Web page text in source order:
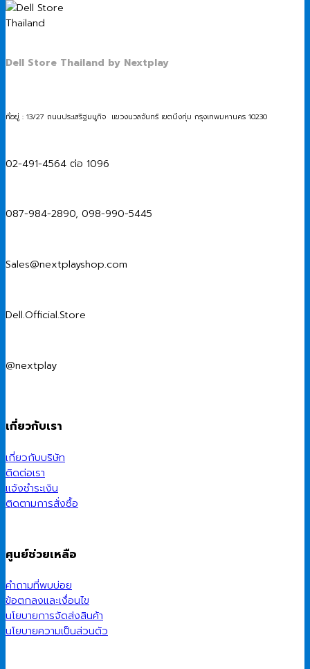
Dell Store Thailand by Nextplay
ที่อยู่ : 13/27 ถนนประเสริฐมนูกิจ แขวงนวลจันทร์ เขตบึงกุ่ม กรุงเทพมหานคร 10230
02-491-4564 ต่อ 1096
087-984-2890, 098-990-5445
Sales@nextplayshop.com
Dell.Official.Store
@nextplay
เกี่ยวกับเรา
เกี่ยวกับบริษัท
ติดต่อเรา
แจ้งชำระเงิน
ติดตามการสั่งซื้อ
ศูนย์ช่วยเหลือ
คำถามที่พบบ่อย
ข้อตกลงและเงื่อนไข
นโยบายการจัดส่งสินค้า
นโยบายความเป็นส่วนตัว